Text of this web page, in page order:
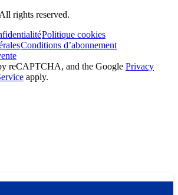
rights reserved.
Politique cookies
Conditions d’abonnement
reCAPTCHA, and the Google Privacy
apply.